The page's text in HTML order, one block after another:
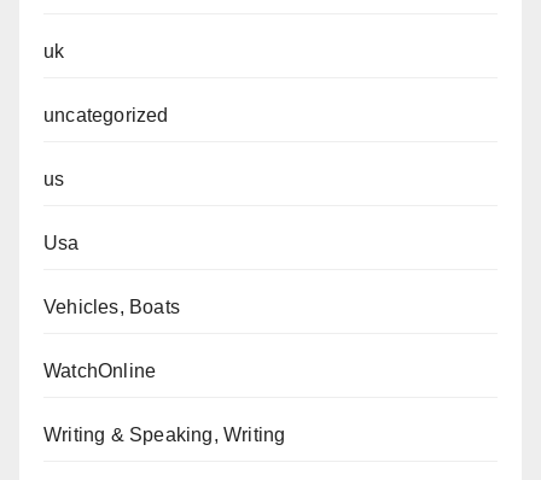
uk
uncategorized
us
Usa
Vehicles, Boats
WatchOnline
Writing & Speaking, Writing